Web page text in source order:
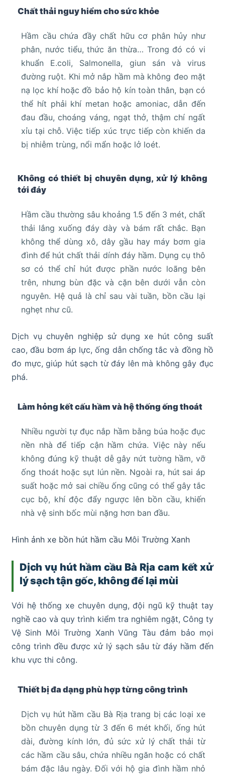
Chất thải nguy hiểm cho sức khỏe
Hầm cầu chứa đầy chất hữu cơ phân hủy như
phân, nước tiểu, thức ăn thừa… Trong đó có vi
khuẩn E.coli, Salmonella, giun sán và virus
đường ruột. Khi mở nắp hầm mà không đeo mặt
nạ lọc khí hoặc đồ bảo hộ kín toàn thân, bạn có
thể hít phải khí metan hoặc amoniac, dẫn đến
đau đầu, choáng váng, ngạt thở, thậm chí ngất
xỉu tại chỗ. Việc tiếp xúc trực tiếp còn khiến da
bị nhiễm trùng, nổi mẩn hoặc lở loét.
Không có thiết bị chuyên dụng, xử lý không
tới đáy
Hầm cầu thường sâu khoảng 1.5 đến 3 mét, chất
thải lắng xuống đáy dày và bám rất chắc. Bạn
không thể dùng xô, dây gầu hay máy bơm gia
đình để hút chất thải dính đáy hầm. Dụng cụ thô
sơ có thể chỉ hút được phần nước loãng bên
trên, nhưng bùn đặc và cặn bên dưới vẫn còn
nguyên. Hệ quả là chỉ sau vài tuần, bồn cầu lại
nghẹt như cũ.
Dịch vụ chuyên nghiệp sử dụng xe hút công suất
cao, đầu bơm áp lực, ống dẫn chống tắc và đồng hồ
đo mực, giúp hút sạch từ đáy lên mà không gây đục
phá.
Làm hỏng kết cấu hầm và hệ thống ống thoát
Nhiều người tự đục nắp hầm bằng búa hoặc đục
nền nhà để tiếp cận hầm chứa. Việc này nếu
không đúng kỹ thuật dễ gây nứt tường hầm, vỡ
ống thoát hoặc sụt lún nền. Ngoài ra, hút sai áp
suất hoặc mở sai chiều ống cũng có thể gây tắc
cục bộ, khí độc đẩy ngược lên bồn cầu, khiến
nhà vệ sinh bốc mùi nặng hơn ban đầu.
Hình ảnh xe bồn hút hầm cầu Môi Trường Xanh
Dịch vụ hút hầm cầu Bà Rịa cam kết xử
lý sạch tận gốc, không để lại mùi
Với hệ thống xe chuyên dụng, đội ngũ kỹ thuật tay
nghề cao và quy trình kiểm tra nghiêm ngặt, Công ty
Vệ Sinh Môi Trường Xanh Vũng Tàu đảm bảo mọi
công trình đều được xử lý sạch sâu từ đáy hầm đến
khu vực thi công.
Thiết bị đa dạng phù hợp từng công trình
Dịch vụ hút hầm cầu Bà Rịa trang bị các loại xe
bồn chuyên dụng từ 3 đến 6 mét khối, ống hút
dài, đường kính lớn, đủ sức xử lý chất thải từ
các hầm cầu sâu, chứa nhiều ngăn hoặc có chất
bám đặc lâu ngày. Đối với hộ gia đình hầm nhỏ